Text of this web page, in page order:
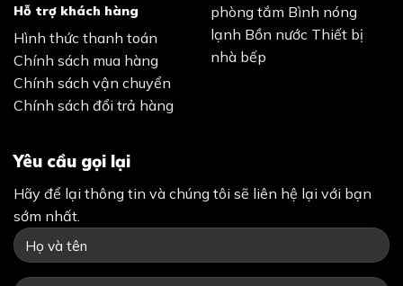
Hỗ trợ khách hàng
Hình thức thanh toán
Chính sách mua hàng
Chính sách vận chuyển
Chính sách đổi trả hàng
phòng tắm Bình nóng
lạnh Bồn nước Thiết bị
nhà bếp
Yêu cầu gọi lại
Hãy để lại thông tin và chúng tôi sẽ liên hệ lại với bạn
sớm nhất.